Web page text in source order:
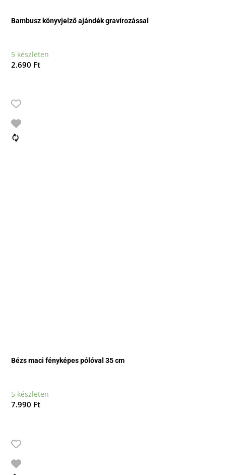
Bambusz könyvjelző ajándék gravírozással
5 készleten
2.690 Ft
Bézs maci fényképes pólóval 35 cm
5 készleten
7.990 Ft